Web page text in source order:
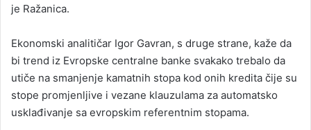
je Ražanica.
Ekonomski analitičar Igor Gavran, s druge strane, kaže da
bi trend iz Evropske centralne banke svakako trebalo da
utiče na smanjenje kamatnih stopa kod onih kredita čije su
stope promjenljive i vezane klauzulama za automatsko
usklađivanje sa evropskim referentnim stopama.